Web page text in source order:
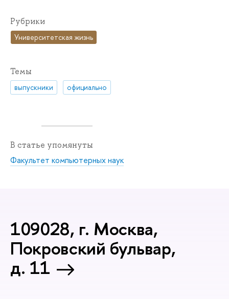
Рубрики
Университетская жизнь
Темы
выпускники официально
В статье упомянуты
Факультет компьютерных наук
109028, г. Москва,
Покровский бульвар,
д. 11